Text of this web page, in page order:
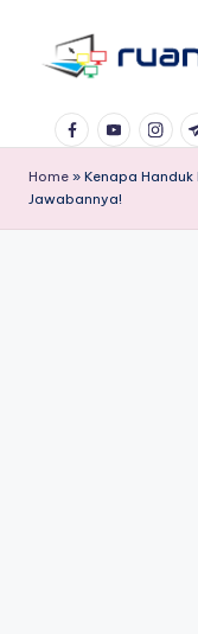
Klik
Banyak
Manfaat
FacebookYouTube
Home » Kenapa Handuk
Jawabannya!